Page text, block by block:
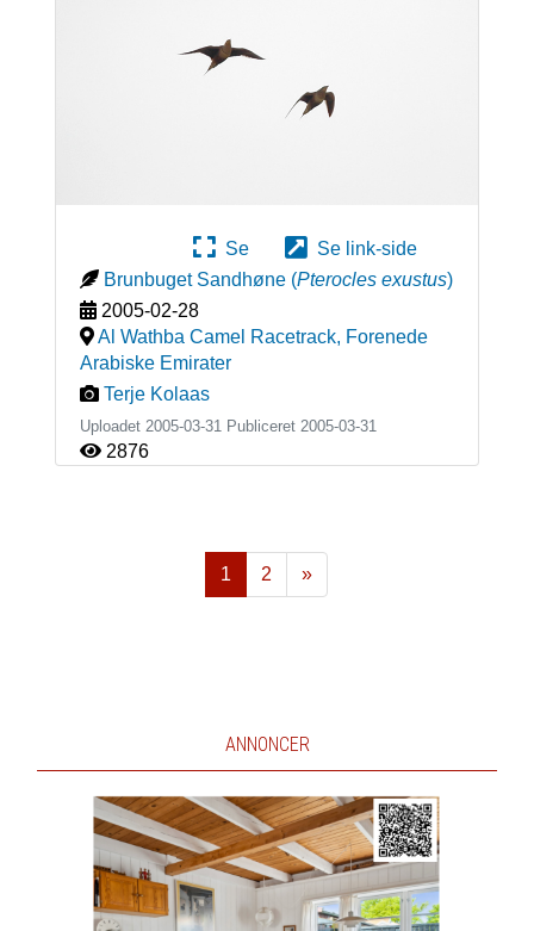
Se
Se link-side
Brunbuget Sandhøne (Pterocles exustus)
2005-02-28
Al Wathba Camel Racetrack, Forenede
Arabiske Emirater
Terje Kolaas
Uploadet 2005-03-31 Publiceret 2005-03-31
2876
1 2
»
Næste
ANNONCER